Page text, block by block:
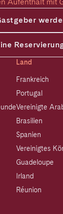
Land
Frankreich
Portugal
Vereinigte
Brasilien
Spanien
Vereinigtes
Guadeloupe
Irland
Réunion